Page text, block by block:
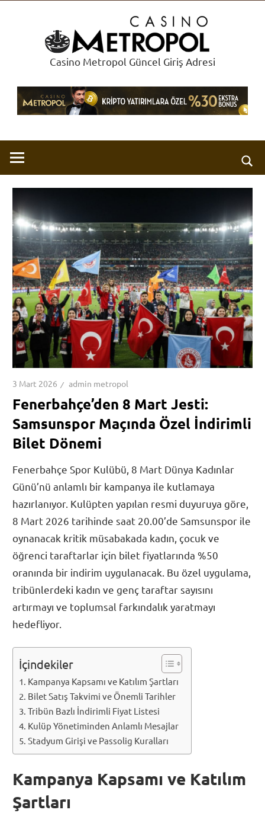
Casino Metropol Güncel Giriş Adresi
3 Mart 2026 admin metropol
Fenerbahçe’den 8 Mart Jesti:
Samsunspor Maçında Özel İndirimli
Bilet Dönemi
Fenerbahçe Spor Kulübü, 8 Mart Dünya Kadınlar
Günü’nü anlamlı bir kampanya ile kutlamaya
hazırlanıyor. Kulüpten yapılan resmi duyuruya göre,
8 Mart 2026 tarihinde saat 20.00’de Samsunspor ile
oynanacak kritik müsabakada kadın, çocuk ve
öğrenci taraftarlar için bilet fiyatlarında %50
oranında bir indirim uygulanacak. Bu özel uygulama,
tribünlerdeki kadın ve genç taraftar sayısını
artırmayı ve toplumsal farkındalık yaratmayı
hedefliyor.
İçindekiler
Kampanya Kapsamı ve Katılım Şartları
Bilet Satış Takvimi ve Önemli Tarihler
Tribün Bazlı İndirimli Fiyat Listesi
Kulüp Yönetiminden Anlamlı Mesajlar
Stadyum Girişi ve Passolig Kuralları
Kampanya Kapsamı ve Katılım
Şartları